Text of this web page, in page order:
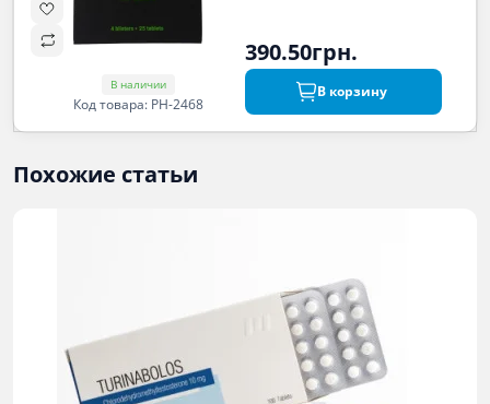
В наличии
Код товара: PH-2468
390.50грн.
В корзину
Похожие статьи